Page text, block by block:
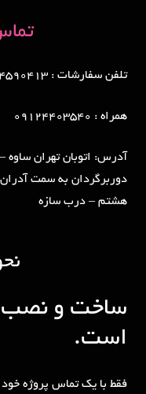
تلفن سفارشات : 02144590413
همراه : 09124403540
آدرس: اتوبان تهران
دوربرگردان به سمت
هشتم – درب سازه
ساخت و
است.
فقط با یک تماس پروژه خود